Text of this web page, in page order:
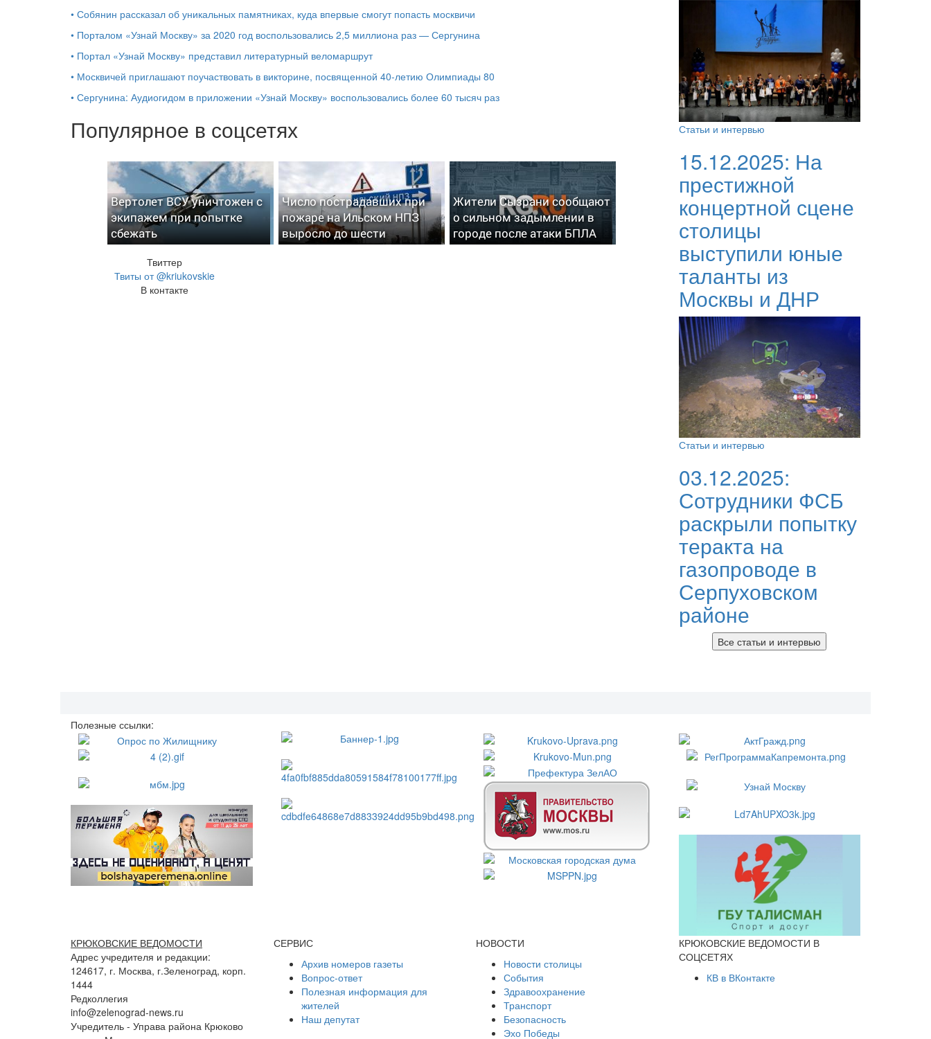
• Собянин рассказал об уникальных памятниках, куда впервые смогут попасть москвичи
• Порталом «Узнай Москву» за 2020 год воспользовались 2,5 миллиона раз — Сергунина
• Портал «Узнай Москву» представил литературный веломаршрут
• Москвичей приглашают поучаствовать в викторине, посвященной 40-летию Олимпиады 80
• Сергунина: Аудиогидом в приложении «Узнай Москву» воспользовались более 60 тысяч раз
Популярное в соцсетях
Вертолет ВСУ уничтожен с
экипажем при попытке
сбежать
Число пострадавших при
пожаре на Ильском НПЗ
выросло до шести
Жители Сызрани сообщают
о сильном задымлении в
городе после атаки БПЛА
Твиттер
Твиты от @kriukovskie
В контакте
Статьи и интервью
15.12.2025: На
престижной
концертной сцене
столицы
выступили юные
таланты из
Москвы и ДНР
Статьи и интервью
03.12.2025:
Сотрудники ФСБ
раскрыли попытку
теракта на
газопроводе в
Серпуховском
районе
Все статьи и интервью
Полезные ссылки:
КРЮКОВСКИЕ ВЕДОМОСТИ
Адрес учредителя и редакции:
124617, г. Москва, г.Зеленоград, корп.
1444
Редколлегия
info@zelenograd-news.ru
Учредитель - Управа района Крюково
СЕРВИС
Архив номеров газеты
Вопрос-ответ
Полезная информация для
жителей
Наш депутат
НОВОСТИ
Новости столицы
События
Здравоохранение
Транспорт
Безопасность
Эхо Победы
КРЮКОВСКИЕ ВЕДОМОСТИ В
СОЦСЕТЯХ
КВ в ВКонтакте